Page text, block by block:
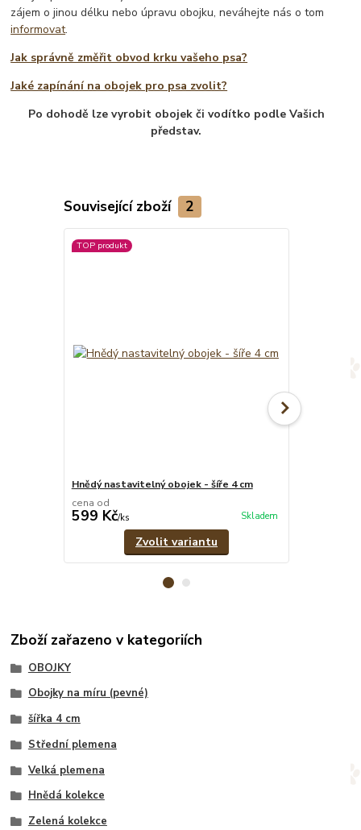
zájem o jinou délku nebo úpravu obojku, neváhejte nás o tom
informovat.
Jak správně změřit obvod krku vašeho psa?
Jaké zapínání na obojek pro psa zvolit?
Po dohodě lze vyrobit obojek či vodítko podle Vašich
představ.
Související zboží 2
TOP produkt
Hnědý nastavitelný obojek - šíře 4 cm
cena od
599 Kč/ks Skladem
Zvolit variantu
Zboží zařazeno v kategoriích
OBOJKY
Obojky na míru (pevné)
šířka 4 cm
Střední plemena
Velká plemena
Hnědá kolekce
Zelená kolekce